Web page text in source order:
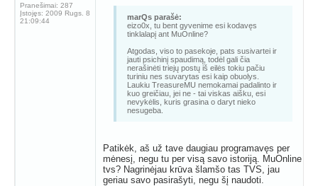
Pranešimai: 287
Įstojęs: 2009 Rugs. 8
21:09:44
marQs parašė:
eizo0x, tu bent gyvenime esi kodavęs
tinklalapį ant MuOnline?
Atgodas, viso to pasekoje, pats susivartei ir
jauti psichinį spaudimą, todėl gali čia
nerašinėti triejų postų iš eilės tokiu pačiu
turiniu nes suvarytas esi kaip obuolys.
Laukiu TreasureMU nemokamai padalinto ir
kuo greičiau, jei ne - tai viskas aišku, esi
nevykėlis, kuris grasina o daryt nieko
nesugeba.
Patikėk, aš už tave daugiau programavęs per
mėnesį, negu tu per visą savo istoriją. MuOnline
tvs? Nagrinėjau krūva šlamšo tas TVS, jau
geriau savo pasirašyti, negu šį naudoti.